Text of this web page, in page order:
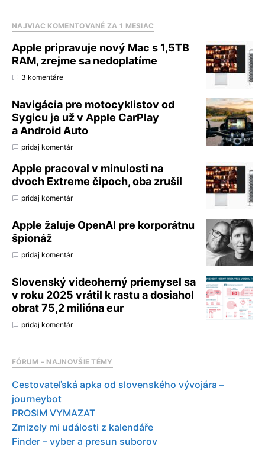
NAJVIAC KOMENTOVANÉ ZA 1 MESIAC
Apple pripravuje nový Mac s 1,5TB
RAM, zrejme sa nedoplatíme
3 komentáre
Navigácia pre motocyklistov od
Sygicu je už v Apple CarPlay
a Android Auto
pridaj komentár
Apple pracoval v minulosti na
dvoch Extreme čipoch, oba zrušil
pridaj komentár
Apple žaluje OpenAI pre korporátnu
špionáž
pridaj komentár
Slovenský videoherný priemysel sa
v roku 2025 vrátil k rastu a dosiahol
obrat 75,2 milióna eur
pridaj komentár
FÓRUM – NAJNOVŠIE TÉMY
Cestovateľská apka od slovenského vývojára –
journeybot
PROSIM VYMAZAT
Zmizely mi události z kalendáře
Finder – vyber a presun suborov